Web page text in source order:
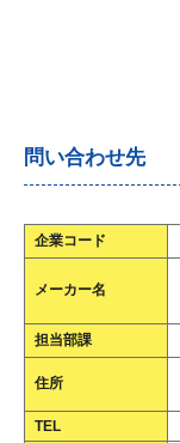
問い合わせ先
企業コード
メーカー名
担当部課
住所
TEL